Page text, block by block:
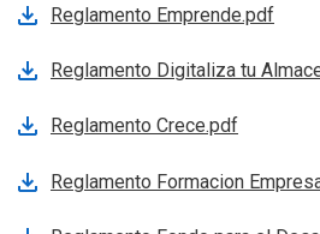
Reglamento Emprende.pdf
Reglamento Digitaliza tu
Reglamento Crece.pdf
Reglamento Formacion